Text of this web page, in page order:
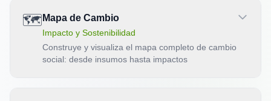
🗺️ Mapa de Cambio
Impacto y Sostenibilidad
Construye y visualiza el mapa completo de cambio
social: desde insumos hasta impactos